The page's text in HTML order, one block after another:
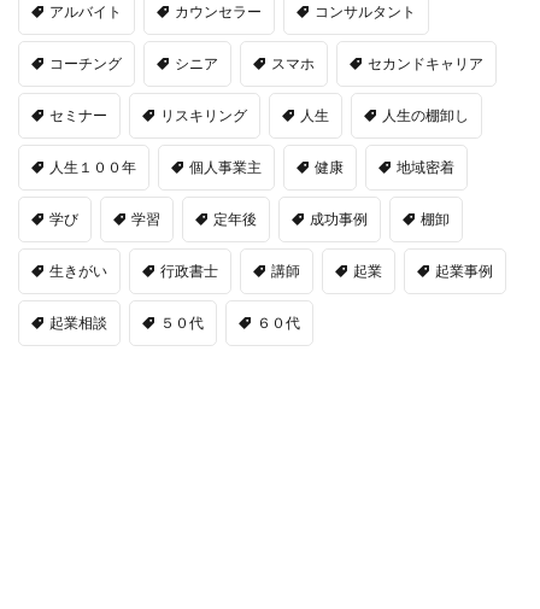
アルバイト カウンセラー コンサルタント
コーチング シニア スマホ セカンドキャリア
セミナー リスキリング 人生 人生の棚卸し
人生１００年 個人事業主 健康 地域密着
学び 学習 定年後 成功事例 棚卸
生きがい 行政書士 講師 起業 起業事例
起業相談 ５０代 ６０代